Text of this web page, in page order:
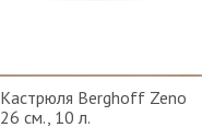
Кастрюля Berghoff Zeno
26 см., 10 л.